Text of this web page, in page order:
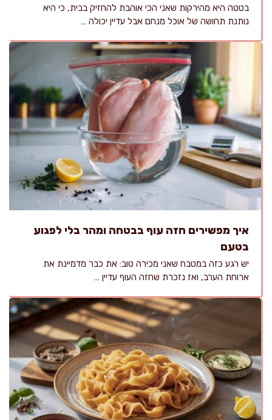
בטטה היא מהירקות שאני הכי אוהבת להחזיק בבית, כי היא
נותנת תחושה של אוכל מנחם אבל עדיין יכולה …
איך מפשירים חזה עוף בבטחה ומהר בלי לפגוע
בטעם
יש רגע כזה במטבח שאני מכירה טוב: את כבר מדמיינת את
ארוחת הערב, ואז נזכרת שחזה העוף עדיין …